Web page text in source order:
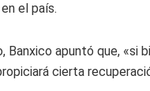
el país.
Banxico apuntó que, «si
cierta